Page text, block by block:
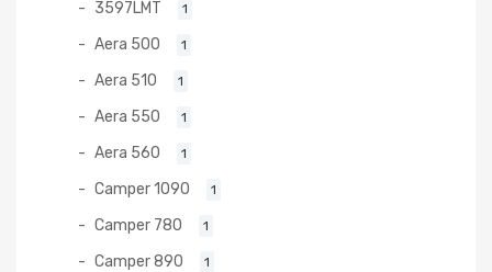
3597LMT 1
Aera 500 1
Aera 510 1
Aera 550 1
Aera 560 1
Camper 1090 1
Camper 780 1
Camper 890 1